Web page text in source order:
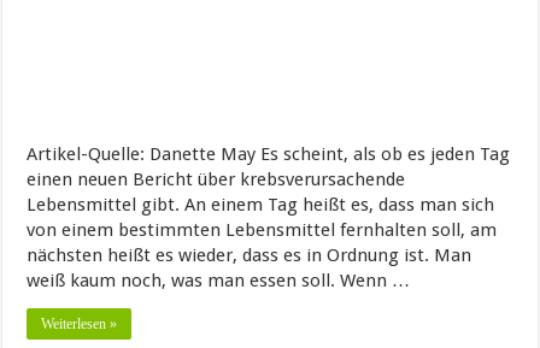
Artikel-Quelle: Danette May Es scheint, als ob es jeden Tag
einen neuen Bericht über krebsverursachende
Lebensmittel gibt. An einem Tag heißt es, dass man sich
von einem bestimmten Lebensmittel fernhalten soll, am
nächsten heißt es wieder, dass es in Ordnung ist. Man
weiß kaum noch, was man essen soll. Wenn …
Weiterlesen »